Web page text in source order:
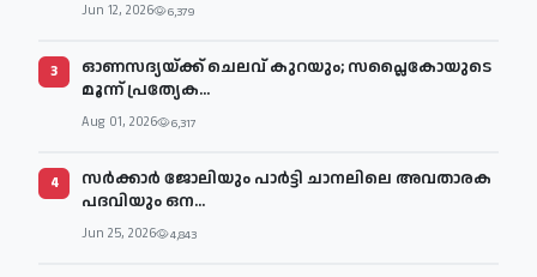
Jun 12, 2026 6,379
3
ഓണസദ്യയ്ക്ക് ചെലവ് കുറയും; സപ്ലൈകോയുടെ
മൂന്ന് പ്രത്യേക...
Aug 01, 2026 6,317
4
സര്‍ക്കാര്‍ ജോലിയും പാര്‍ട്ടി ചാനലിലെ അവതാരക
പദവിയും ഒന...
Jun 25, 2026 4,843